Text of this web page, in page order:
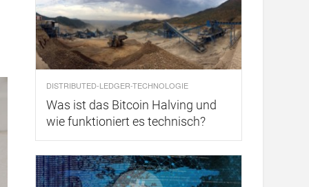
DISTRIBUTED-LEDGER-TECHNOLOGIE
Was ist das Bitcoin Halving und
wie funktioniert es technisch?